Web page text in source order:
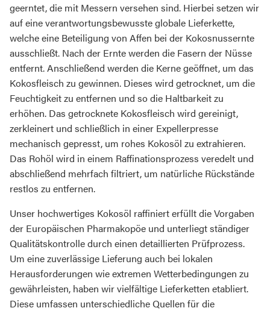
geerntet, die mit Messern versehen sind. Hierbei setzen wir
auf eine verantwortungsbewusste globale Lieferkette,
welche eine Beteiligung von Affen bei der Kokosnussernte
ausschließt. Nach der Ernte werden die Fasern der Nüsse
entfernt. Anschließend werden die Kerne geöffnet, um das
Kokosfleisch zu gewinnen. Dieses wird getrocknet, um die
Feuchtigkeit zu entfernen und so die Haltbarkeit zu
erhöhen. Das getrocknete Kokosfleisch wird gereinigt,
zerkleinert und schließlich in einer Expellerpresse
mechanisch gepresst, um rohes Kokosöl zu extrahieren.
Das Rohöl wird in einem Raffinationsprozess veredelt und
abschließend mehrfach filtriert, um natürliche Rückstände
restlos zu entfernen.
Unser hochwertiges Kokosöl raffiniert erfüllt die Vorgaben
der Europäischen Pharmakopöe und unterliegt ständiger
Qualitätskontrolle durch einen detaillierten Prüfprozess.
Um eine zuverlässige Lieferung auch bei lokalen
Herausforderungen wie extremen Wetterbedingungen zu
gewährleisten, haben wir vielfältige Lieferketten etabliert.
Diese umfassen unterschiedliche Quellen für die